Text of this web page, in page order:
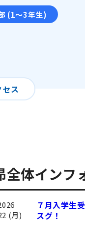
(1〜3年生)
ス
全体インフ
(月)
７月入学生
スグ！